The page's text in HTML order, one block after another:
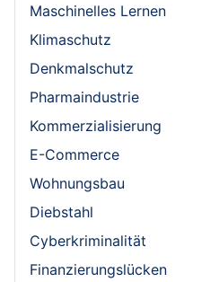
Maschinelles Lernen
Klimaschutz
Denkmalschutz
Pharmaindustrie
Kommerzialisierung
E-Commerce
Wohnungsbau
Diebstahl
Cyberkriminalität
Finanzierungslücken